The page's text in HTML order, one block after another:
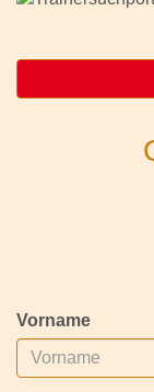
Vorname